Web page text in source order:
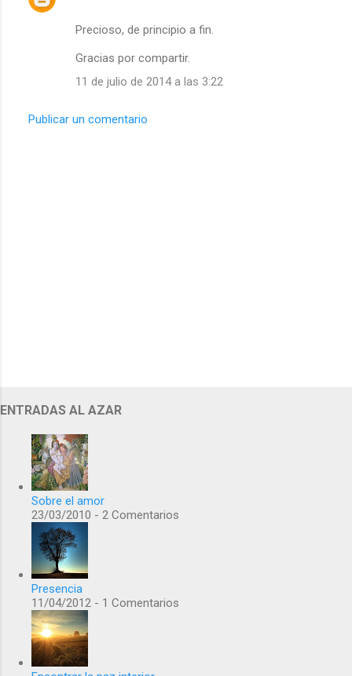
Precioso, de principio a fin.
Gracias por compartir.
11 de julio de 2014 a las 3:22
Publicar un comentario
ENTRADAS AL AZAR
Sobre el amor
23/03/2010 - 2 Comentarios
Presencia
11/04/2012 - 1 Comentarios